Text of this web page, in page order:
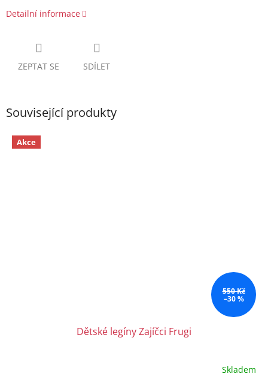
Detailní informace
ZEPTAT SE SDÍLET
Související produkty
Akce
550 Kč
–30 %
Dětské legíny Zajíčci Frugi
Skladem